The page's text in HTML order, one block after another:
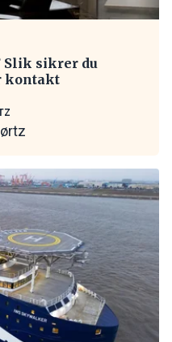
Slik sikrer du
kontakt